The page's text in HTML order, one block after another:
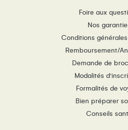
Foire aux
Nos
Conditions
Remboursement/
Demande de
Modalités
Formalités de
Bien préparer
Conseils